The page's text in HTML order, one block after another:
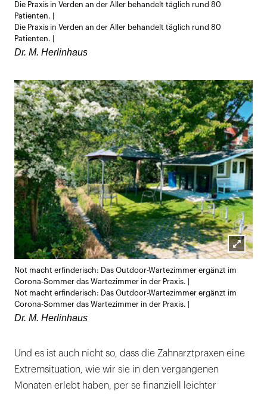
Die Praxis in Verden an der Aller behandelt täglich rund 80
Patienten. |
Die Praxis in Verden an der Aller behandelt täglich rund 80
Patienten. |
Dr. M. Herlinhaus
Not macht erfinderisch: Das Outdoor-Wartezimmer ergänzt im
Corona-Sommer das Wartezimmer in der Praxis. |
Not macht erfinderisch: Das Outdoor-Wartezimmer ergänzt im
Corona-Sommer das Wartezimmer in der Praxis. |
Dr. M. Herlinhaus
Und es ist auch nicht so, dass die Zahnarztpraxen eine
Extremsituation, wie wir sie in den vergangenen
Monaten erlebt haben, per se finanziell leichter